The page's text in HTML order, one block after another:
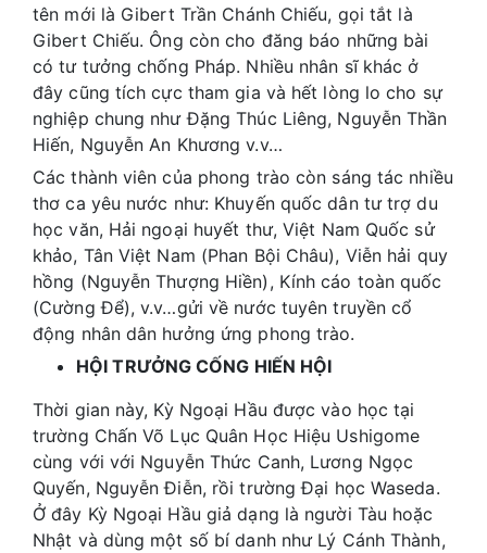
tên mới là Gibert Trần Chánh Chiếu, gọi tắt là
Gibert Chiếu. Ông còn cho đăng báo những bài
có tư tưởng chống Pháp. Nhiều nhân sĩ khác ở
đây cũng tích cực tham gia và hết lòng lo cho sự
nghiệp chung như Đặng Thúc Liêng, Nguyễn Thần
Hiến, Nguyễn An Khương v.v…
Các thành viên của phong trào còn sáng tác nhiều
thơ ca yêu nước như: Khuyến quốc dân tư trợ du
học văn, Hải ngoại huyết thư, Việt Nam Quốc sử
khảo, Tân Việt Nam (Phan Bội Châu), Viễn hải quy
hồng (Nguyễn Thượng Hiền), Kính cáo toàn quốc
(Cường Để), v.v…gửi về nước tuyên truyền cổ
động nhân dân hưởng ứng phong trào.
HỘI TRƯỞNG CỐNG HIẾN HỘI
Thời gian này, Kỳ Ngoại Hầu được vào học tại
trường Chấn Võ Lục Quân Học Hiệu Ushigome
cùng với với Nguyễn Thức Canh, Lương Ngọc
Quyến, Nguyễn Điễn, rồi trường Đại học Waseda.
Ở đây Kỳ Ngoại Hầu giả dạng là người Tàu hoặc
Nhật và dùng một số bí danh như Lý Cánh Thành,